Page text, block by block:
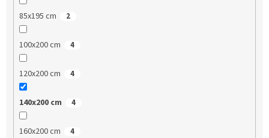
85x195 cm 2
100x200 cm 4
120x200 cm 4
140x200 cm 4
160x200 cm 4